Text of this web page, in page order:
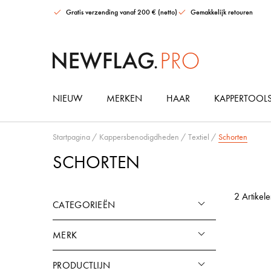
Gratis verzending vanaf 200 € (netto) Gemakkelijk retouren
NIEUW MERKEN HAAR
Startpagina / Kappersbenodigdheden / Textiel / Schorten
SCHORTEN
CATEGORIEËN
MERK
PRODUCTLIJN
2